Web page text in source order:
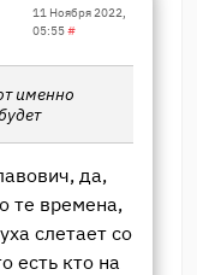
11 Ноября 2022,
05:55#
именно
да,
те времена,
слетает со
есть кто на